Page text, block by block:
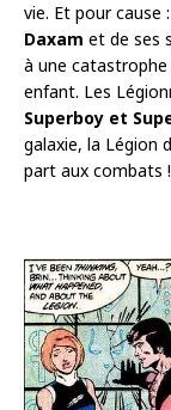
vie. Et pour cause
Daxam et de ses
à une catastrophe
enfant. Les
Superboy et
galaxie, la Légion
part aux combats !